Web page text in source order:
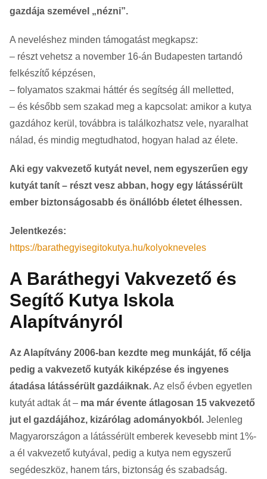
gazdája szemével „nézni”.
A neveléshez minden támogatást megkapsz:
– részt vehetsz a november 16-án Budapesten tartandó
felkészítő képzésen,
– folyamatos szakmai háttér és segítség áll melletted,
– és később sem szakad meg a kapcsolat: amikor a kutya
gazdához kerül, továbbra is találkozhatsz vele, nyaralhat
nálad, és mindig megtudhatod, hogyan halad az élete.
Aki egy vakvezető kutyát nevel, nem egyszerűen egy
kutyát tanít – részt vesz abban, hogy egy látássérült
ember biztonságosabb és önállóbb életet élhessen.
Jelentkezés:
https://barathegyisegitokutya.hu/kolyokneveles
A Baráthegyi Vakvezető és
Segítő Kutya Iskola
Alapítványról
Az Alapítvány 2006-ban kezdte meg munkáját, fő célja
pedig a vakvezető kutyák kiképzése és ingyenes
átadása látássérült gazdáiknak.Az első évben egyetlen
kutyát adtak át – ma már évente átlagosan 15 vakvezető
jut el gazdájához, kizárólag adományokból. Jelenleg
Magyarországon a látássérült emberek kevesebb mint 1%-
a él vakvezető kutyával, pedig a kutya nem egyszerű
segédeszköz, hanem társ, biztonság és szabadság.